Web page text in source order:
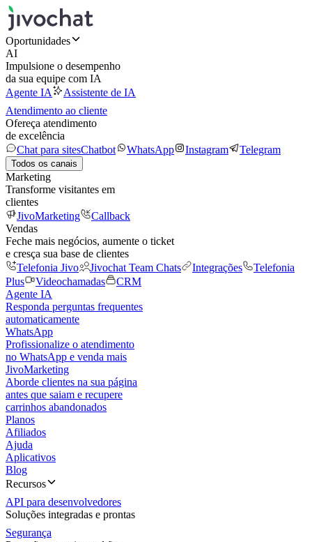
Oportunidades
AI
Impulsione o desempenho
da sua equipe com IA
Agente IA
Assistente de IA
Atendimento ao cliente
Ofereça atendimento
de excelência
Chat para sitesChatbot WhatsApp Instagram Telegram
Todos os canais
Marketing
Transforme visitantes em
clientes
JivoMarketing
Callback
Vendas
Feche mais negócios, aumente o ticket
e cresça sua base de clientes
Telefonia Jivo
Jivochat Team Chats Integrações
Telefonia
Plus
Videochamadas
CRM
Agente IA
Responda perguntas frequentes
automaticamente
WhatsApp
Profissionalize o atendimento
no WhatsApp e venda mais
JivoMarketing
Aborde clientes na sua página
antes que saiam e recupere
carrinhos abandonados
Planos
Afiliados
Ajuda
Aplicativos
Blog
Recursos
API para desenvolvedores
Soluções integradas e prontas
Segurança